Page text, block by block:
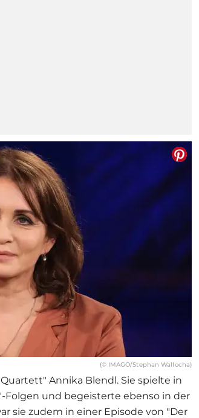
(© IMAGO/Stephan Wallocha)
Annika Blendl. Sie spielte in
und begeisterte ebenso in der
sie zudem in einer Episode von "Der